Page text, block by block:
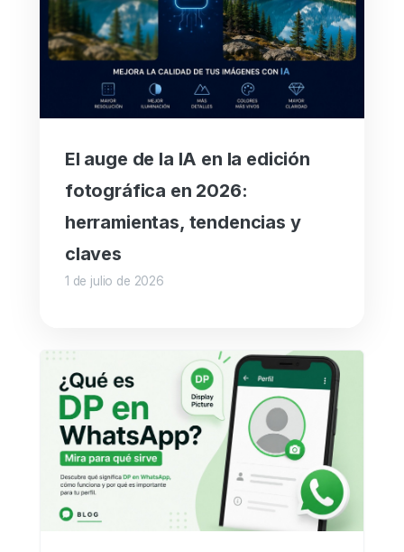
El auge de la IA en la edición
fotográfica en 2026:
herramientas, tendencias y
claves
1 de julio de 2026